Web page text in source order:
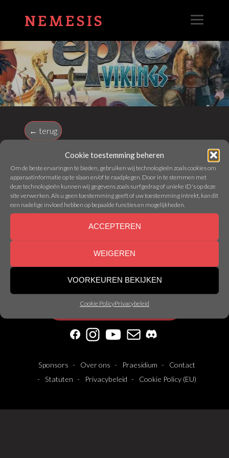
Cookie toestemming beheren
Om de beste ervaringen te bieden, gebruiken wij technologieën zoals cookies om
apparaatinformatie op te slaan en/of te raadplegen. Door in te stemmen met
deze technologieën kunnen wij gegevens zoals surfgedrag of unieke ID's op deze
site verwerken. Als u geen toestemming geeft of uw toestemming intrekt, kan dit
een nadelige invloed hebben op bepaalde functies en mogelijkheden.
ACCEPTEREN
WEIGEREN
VOORKEUREN BEKIJKEN
Cookie PolicyPrivacybeleid
NEMESIS
← terug
TINY EPIC VIKINGS
Webmaster - 11 May 2026
© Nemesis Gent | Made byNemesis
Abonneer op onze nieuwsbrief!
Facebook
Instagram
YouTube
Mail Discord
Sponsors Over ons Praesidium
Contact
Statuten
Privacybeleid Cookie Policy (EU)